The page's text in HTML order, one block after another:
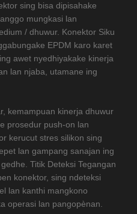
sing bisa dipisahake
mungkasi lan
/ dhuwur. Konektor Siku
EPDM karo karet
awet nyedhiyakake kinerja
lan njaba, utamane ing
kemampuan kinerja dhuwur
prosedur push-on lan
kerucut stres silikon sing
lan gampang sanajan ing
Titik Deteksi Tegangan
konektor, sing ndeteksi
lan kanthi mangkono
operasi lan pangopènan.